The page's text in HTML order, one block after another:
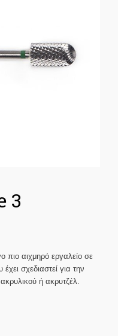
3
πιο αιχμηρό εργαλείο σε
σχεδιαστεί για την
ή ακρυτζέλ.